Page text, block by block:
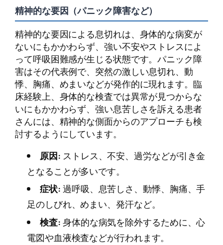
精神的な要因（パニック障害など）
精神的な要因による息切れは、身体的な病変が
ないにもかかわらず、強い不安やストレスによ
って呼吸困難感が生じる状態です。パニック障
害はその代表例で、突然の激しい息切れ、動
悸、胸痛、めまいなどが発作的に現れます。臨
床経験上、身体的な検査では異常が見つからな
いにもかかわらず、強い息苦しさを訴える患者
さんには、精神的な側面からのアプローチも検
討するようにしています。
原因: ストレス、不安、過労などが引き金
となることが多いです。
症状:過呼吸、息苦しさ、動悸、胸痛、手
足のしびれ、めまい、発汗など。
検査:身体的な病気を除外するために、心
電図や血液検査などが行われます。